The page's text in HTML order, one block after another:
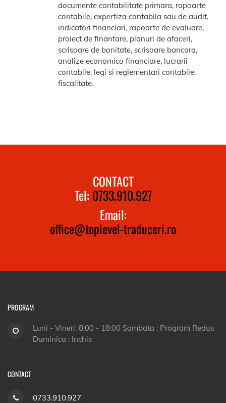
documente contabilitate primara, rapoarte
contabile, expertiza contabila sau de audit,
indicatori financiari, rapoarte de evaluare,
proiect de finantare, planuri de afaceri,
scrisoare de bonitate, scrisoare bancara,
analize economico financiare, lucrarii
contabile, legi si reglementari contabile,
fiscalitate.
CONTACT
Tel: 0733.910.927
Email:
office@toplevel-traduceri.ro
PROGRAM
Luni - Vineri: 8:00 - 18:00 Sambata : Program Redus
Duminica : Inchis
CONTACT
0733.910.927